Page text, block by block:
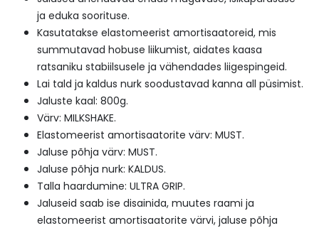
ja eduka soorituse.
Kasutatakse elastomeerist amortisaatoreid, mis
summutavad hobuse liikumist, aidates kaasa
ratsaniku stabiilsusele ja vähendades liigespingeid.
Lai tald ja kaldus nurk soodustavad kanna all püsimist.
Jaluste kaal: 800g.
Värv: MILKSHAKE.
Elastomeerist amortisaatorite värv: MUST.
Jaluse põhja värv: MUST.
Jaluse põhja nurk: KALDUS.
Talla haardumine: ULTRA GRIP.
Jaluseid saab ise disainida, muutes raami ja
elastomeerist amortisaatorite värvi, jaluse põhja